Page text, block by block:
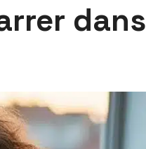
dans